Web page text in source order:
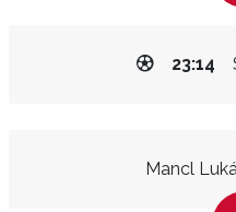
23:14
Mancl